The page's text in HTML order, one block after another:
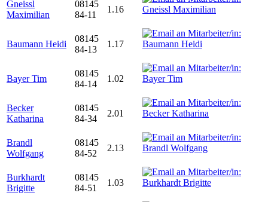
Gneissl
Maximilian
08145
84-11
1.16
Baumann Heidi
08145
84-13
1.17
Bayer Tim
08145
84-14
1.02
Becker
Katharina
08145
84-34
2.01
Brandl
Wolfgang
08145
84-52
2.13
Burkhardt
Brigitte
08145
84-51
1.03